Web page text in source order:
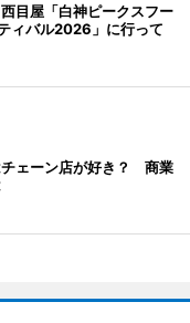
西目屋「白神ピークスフー
ィバル2026」に行って
チェーン店が好き？ 商業